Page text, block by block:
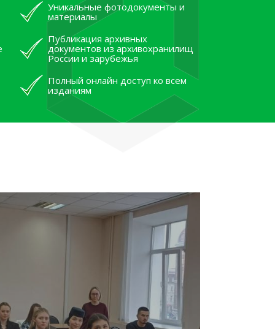
Уникальные фотодокументы и
материалы
Публикация архивных
документов из архивохранилищ
России и зарубежья
Полный онлайн доступ ко всем
изданиям
рассказали об архивных